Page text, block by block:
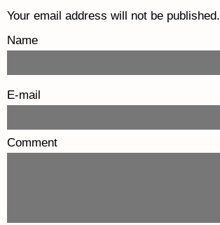
Your email address will not be published.
Name
E-mail
Comment